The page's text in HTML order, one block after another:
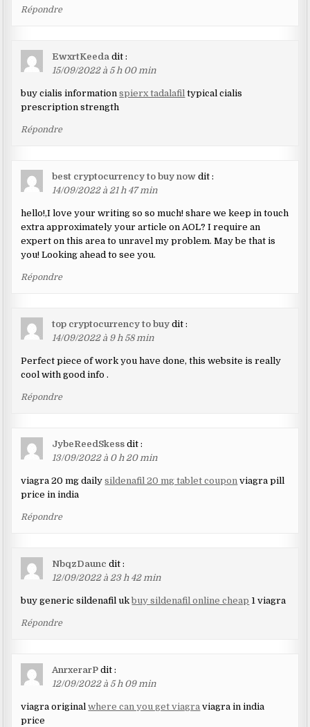
Répondre
EwxrtKeeda dit :
15/09/2022 à 5 h 00 min
buy cialis informationspierx tadalafil typical cialis
prescription strength
Répondre
best cryptocurrency to buy now dit :
14/09/2022 à 21 h 47 min
hello!,I love your writing so so much! share we keep in touch
extra approximately your article on AOL? I require an
expert on this area to unravel my problem. May be that is
you! Looking ahead to see you.
Répondre
top cryptocurrency to buy dit :
14/09/2022 à 9 h 58 min
Perfect piece of work you have done, this website is really
cool with good info .
Répondre
JybeReedSkess dit :
13/09/2022 à 0 h 20 min
viagra 20 mg dailysildenafil 20 mg tablet coupon viagra pill
price in india
Répondre
NbqzDaunc dit :
12/09/2022 à 23 h 42 min
buy generic sildenafil ukbuy sildenafil online cheap 1 viagra
Répondre
AnrxerarP dit :
12/09/2022 à 5 h 09 min
viagra originalwhere can you get viagra viagra in india
price